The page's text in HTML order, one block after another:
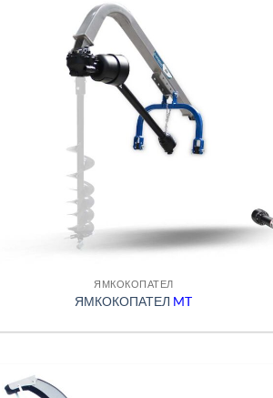
ЯМКОКОПАТЕЛ
ЯМКОКОПАТЕЛ MT